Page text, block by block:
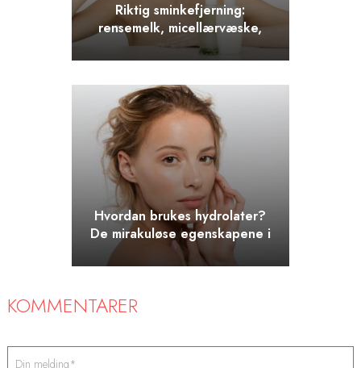
Riktig sminkefjerning:
rensemelk, micellærvæske,
skum eller oljer?
Hvordan brukes hydrolater?
De mirakuløse egenskapene i
blomstervann
KOMMENTARER